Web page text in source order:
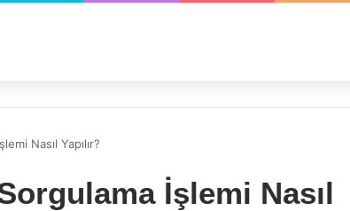
Nasıl Yapılır?
İşlemi Nasıl